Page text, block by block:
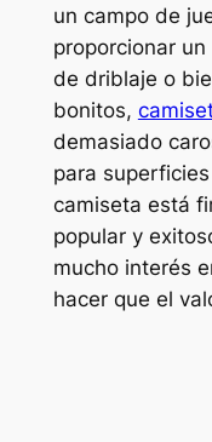
un campo de
proporcionar
de driblaje o
bonitos,
demasiado
para
camiseta está
popular y
mucho interés
hacer que el